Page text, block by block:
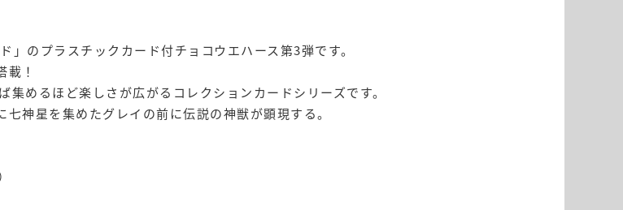
のプラスチックカード付チョコウエハース第3弾です。
！
めるほど楽しさが広がるコレクションカードシリーズです。
神星を集めたグレイの前に伝説の神獣が顕現する。